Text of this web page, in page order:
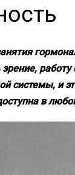
зрение,
системы, и
в